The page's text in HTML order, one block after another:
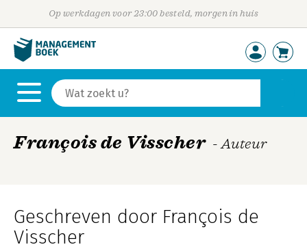
Op werkdagen voor 23:00 besteld, morgen in huis
François de Visscher - Auteur
Geschreven door François de
Visscher